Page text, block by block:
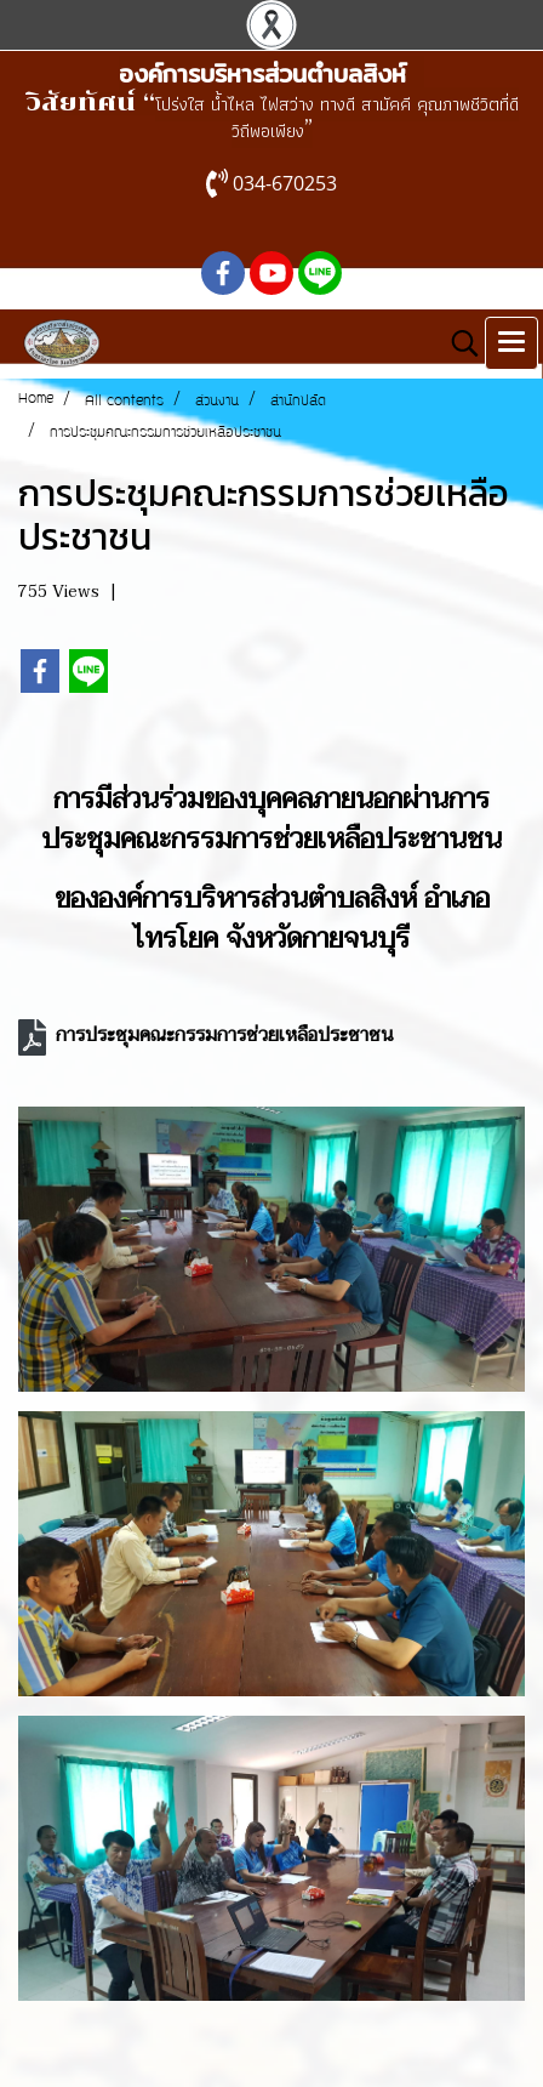
องค์การบริหารส่วนตำบลสิงห์
วิสัยทัศน์ “โปร่งใส น้ำไหล ไฟสว่าง ทางดี สามัคคี คุณภาพชีวิตที่ดี
วิถีพอเพียง”
034-670253
Home All contents ส่วนงาน สำนักปลัด
การประชุมคณะกรรมการช่วยเหลือประชาชน
การประชุมคณะกรรมการช่วยเหลือ
ประชาชน
755 Views |
การมีส่วนร่วมของบุคคลภายนอกผ่านการ
ประชุมคณะกรรมการช่วยเหลือประชานชน
ขององค์การบริหารส่วนตำบลสิงห์ อำเภอ
ไทรโยค จังหวัดกายจนบุรี
การประชุมคณะกรรมการช่วยเหลือประชาชน